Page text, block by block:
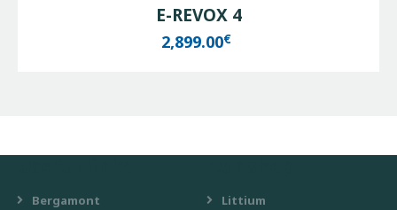
E-REVOX 4
2,899.00€
Bergamont
Littium